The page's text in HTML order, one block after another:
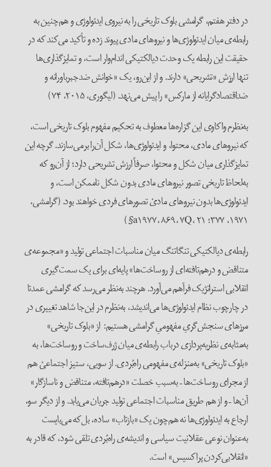
در دفتر هفتم، گرامشی بلوک تاریخی را به نیروی ایدئولوژی و هم‌چنین به
رابطه‌ی میان ایدئولوژی‌ها و نیروهای مادی پیوند زده و تأکید می‌کند که در
حقیقت این رابطه یک وحدت دیالکتیکی اندام‌وار است، و تمایزگذاری‌ها
تنها ارزش «تشریحی» دارند. و از این‌رو، یک «خوانش ضدجبرباورانه و
ضداقتصادگرایانه از مارکس» را پیش می‌نهد. (لیگوری، ۲۰۱۵، ۷۴)
به‌نظرم واکاوی این گزاره‌ها معطوف به تحکیم مفهوم بلوک تاریخی است،
که نیروهای مادی، محتوا، و ایدئولوژی‌ها، شکل آن‌را برمی‌سازند. گرچه این
تمایزگذاری میان شکل و محتوا، صرفاً ارزش تشریحی دارد؛ از آن‌رو‌ که
به‌لحاظ تاریخی تصور نیروهای مادی بدون شکل ناممکن است، و
ایدئولوژی‌ها بدون نیروهای مادیْ تصورهای فردی خواهند بود. (گرامشی،
رابطه‌ی دیالکتیکی تنگاتنگ میان مناسبات اجتماعی تولید و «مجموعه‌ی
متناقض و درهم‌تافته‌‌ای از روساخت‌ها» پایه‌ای برای یک سمت‌گیری
انقلابی استراتژیک فرآهم می‌آورد. هرچند به‌نظر می‌رسد که گرامشی عمدتا
در چارچوب نظام ایدئولوژی‌ها می‌اندیشد، به‌نظرم در این‌جا شاهد تغییری در
مرزهای سنجش‌گریِ مفهومیِ گرامشی هستیم: از «بلوک تاریخی»
به‌مثابه‌ی نظریه‌پردازی درباب رابطه‌ی میان ژرف‌ساخت و روساخت‌ها، به
«بلوک تاریخی» به‌منزله‌ی مفهومی راه‌بُردی. از سویی، ستیز اجتماعیْ هم
از مجرای روساخت‌ها – به‌سبب خصلت «درهم‌تافته، متناقض و ناسازگار»
آن‌ها – و از هم طریق مناسبات اجتماعی تولید جریان می‌یابد. و از دیگر سو،
ارجاع به ایدئولوژی‌ها نه هم‌چون یک «بازتاب» ساده، بل‌که می‌بایست
به‌عنوان نوعی عقلانیت سیاسی و اندیشه‌ی راه‌بُردی تلقی شود، که قادر به
«انقلابی‌کردن پراکسیس» است.